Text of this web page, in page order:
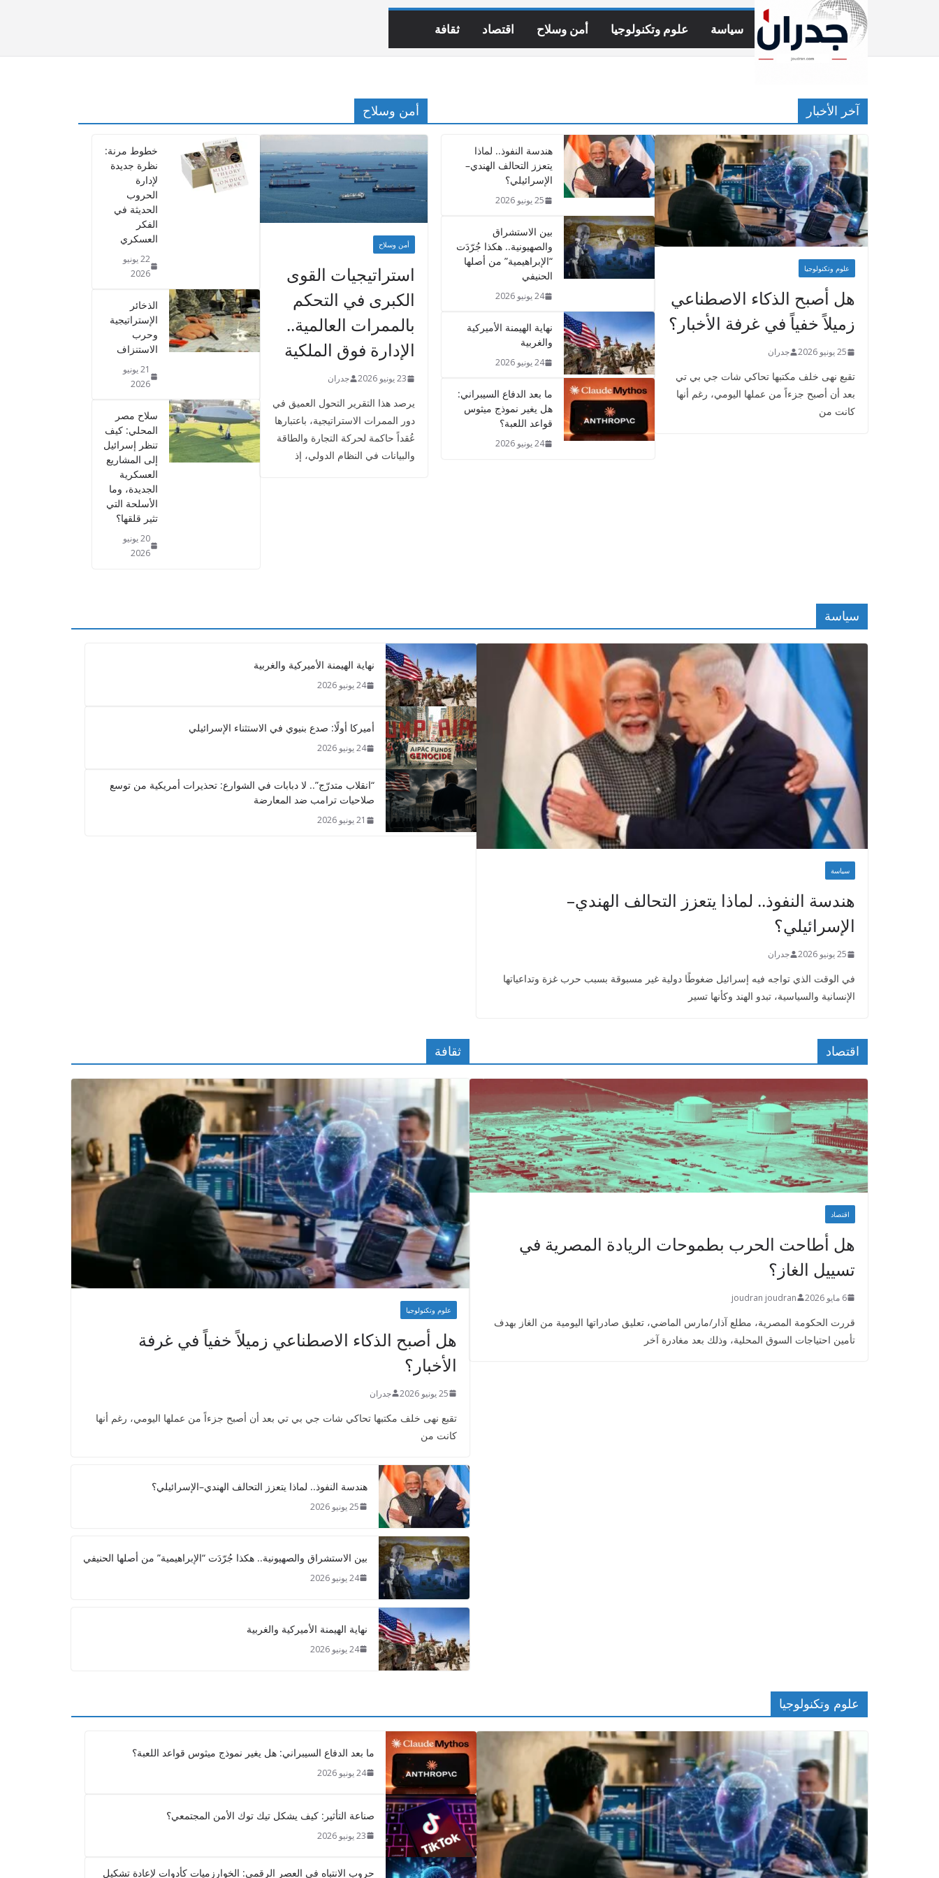
سياسة علوم وتكنولوجيا أمن وسلاح اقتصاد ثقافة
آخر الأخبار
علوم وتكنولوجيا
هل أصبح الذكاء الاصطناعي
زميلاً خفياً في غرفة الأخبار؟
25 يونيو 2026 جدران
تقبع نهى خلف مكتبها تحاكي شات جي بي تي
بعد أن أصبح جزءاً من عملها اليومي، رغم أنها
كانت من
هندسة النفوذ.. لماذا
يتعزز التحالف الهندي–
الإسرائيلي؟
25 يونيو 2026
بين الاستشراق
والصهيونية.. هكذا جُرّدَت
“الإبراهيمية” من أصلها
الحنيفي
24 يونيو 2026
نهاية الهيمنة الأميركية
والغربية
24 يونيو 2026
ما بعد الدفاع السيبراني:
هل يغير نموذج ميثوس
قواعد اللعبة؟
24 يونيو 2026
أمن وسلاح
أمن وسلاح
استراتيجيات القوى
الكبرى في التحكم
بالممرات العالمية..
الإدارة فوق الملكية
23 يونيو 2026 جدران
يرصد هذا التقرير التحول العميق في
دور الممرات الاستراتيجية، باعتبارها
عُقداً حاكمة لحركة التجارة والطاقة
والبيانات في النظام الدولي، إذ
خطوط مرنة:
نظرة جديدة
لإدارة
الحروب
الحديثة في
الفكر
العسكري
22 يونيو
2026
الذخائر
الإستراتيجية
وحرب
الاستنزاف
21 يونيو
2026
سلاح مصر
المحلي: كيف
تنظر إسرائيل
إلى المشاريع
العسكرية
الجديدة، وما
الأسلحة التي
تثير قلقها؟
20 يونيو
2026
سياسة
سياسة
هندسة النفوذ.. لماذا يتعزز التحالف الهندي–
الإسرائيلي؟
25 يونيو 2026 جدران
في الوقت الذي تواجه فيه إسرائيل ضغوطًا دولية غير مسبوقة بسبب حرب غزة وتداعياتها
الإنسانية والسياسية، تبدو الهند وكأنها تسير
نهاية الهيمنة الأميركية والغربية
24 يونيو 2026
أميركا أولًا: صدع بنيوي في الاستثناء الإسرائيلي
24 يونيو 2026
“انقلاب متدرّج”.. لا دبابات في الشوارع: تحذيرات أمريكية من توسع
صلاحيات ترامب ضد المعارضة
21 يونيو 2026
اقتصاد
اقتصاد
هل أطاحت الحرب بطموحات الريادة المصرية في
تسييل الغاز؟
6 مايو 2026 joudran joudran
قررت الحكومة المصرية، مطلع آذار/مارس الماضي، تعليق صادراتها اليومية من الغاز بهدف
تأمين احتياجات السوق المحلية، وذلك بعد مغادرة آخر
ثقافة
علوم وتكنولوجيا
هل أصبح الذكاء الاصطناعي زميلاً خفياً في غرفة
الأخبار؟
25 يونيو 2026 جدران
تقبع نهى خلف مكتبها تحاكي شات جي بي تي بعد أن أصبح جزءاً من عملها اليومي، رغم أنها
كانت من
هندسة النفوذ.. لماذا يتعزز التحالف الهندي–الإسرائيلي؟
25 يونيو 2026
بين الاستشراق والصهيونية.. هكذا جُرّدَت “الإبراهيمية” من أصلها الحنيفي
24 يونيو 2026
نهاية الهيمنة الأميركية والغربية
24 يونيو 2026
علوم وتكنولوجيا
ما بعد الدفاع السيبراني: هل يغير نموذج ميثوس قواعد اللعبة؟
24 يونيو 2026
صناعة التأثير: كيف يشكل تيك توك الأمن المجتمعي؟
23 يونيو 2026
حروب الانتباه في العصر الرقمي: الخوارزميات كأدوات لإعادة تشكيل